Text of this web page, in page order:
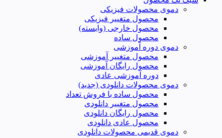
دموی محصولات فیزیکی
محصول متغییر فیزیکی
محصول خارجی (وابسته)
محصول ساده
دموی دوره آموزشی
محصول متغییر آموزشی
محصول رایگان آموزشی
دوره آموزشی عادی
دموی محصولات دانلودی (جدید)
محصول ساده با فروش تعداد
محصول متغییر دانلودی
محصول رایگان دانلودی
محصول عادی دانلودی
دموی قدیمی محصولات دانلودی